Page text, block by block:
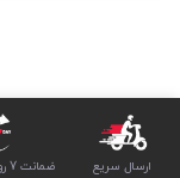
ارسال سریع ضمانت 7 روز بازگشت کالا